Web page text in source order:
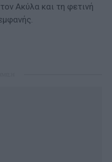
Ακύλα και τη φετινή